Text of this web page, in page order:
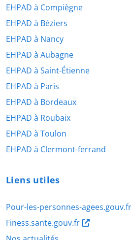
EHPAD à Compiègne
EHPAD à Béziers
EHPAD à Nancy
EHPAD à Aubagne
EHPAD à Saint-Étienne
EHPAD à Paris
EHPAD à Bordeaux
EHPAD à Roubaix
EHPAD à Toulon
EHPAD à Clermont-ferrand
Liens utiles
Pour-les-personnes-agees.gouv.fr
Finess.sante.gouv.fr